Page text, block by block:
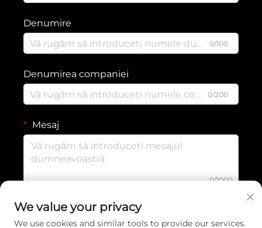
Denumire
0/100
Denumirea companiei
0/200
Mesaj
0/1000
TRIMITE
We value your privacy
We use cookies and similar tools to provide our services.